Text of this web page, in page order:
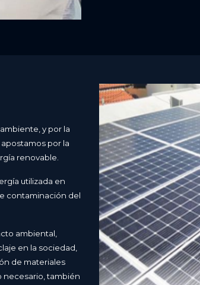
y por la
por la
renovable.
utilizada en
contaminación del
ambiental,
en la sociedad,
de materiales
necesario, también